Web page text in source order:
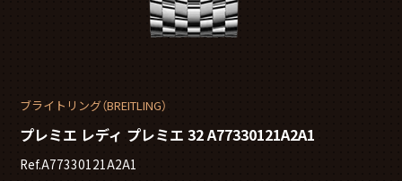
ブライトリング（BREITLING）
プレミエ レディ プレミエ 32 A77330121A2A1
Ref.A77330121A2A1